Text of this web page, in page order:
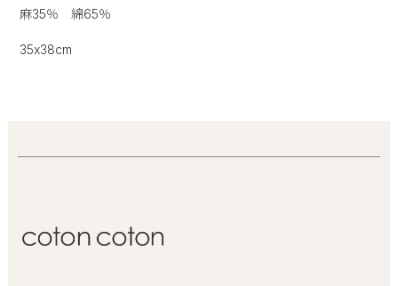
麻35％ 綿65％
35x38cm